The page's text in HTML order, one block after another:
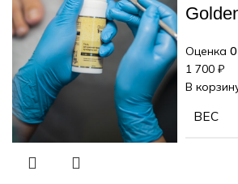
Оценка 0
1 700 ₽
В
ВЕС